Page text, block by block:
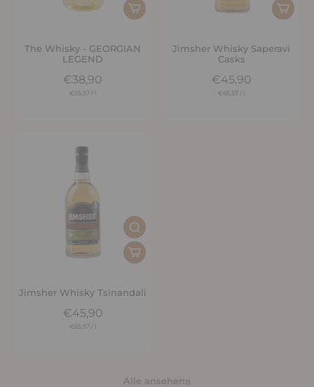
The Whisky - GEORGIAN
LEGEND
€38,90
€55,57 / l
Jimsher Whisky Saperavi
Casks
€45,90
€65,57 / l
Jimsher Whisky Tsinandali
€45,90
€65,57 / l
Alle ansehen